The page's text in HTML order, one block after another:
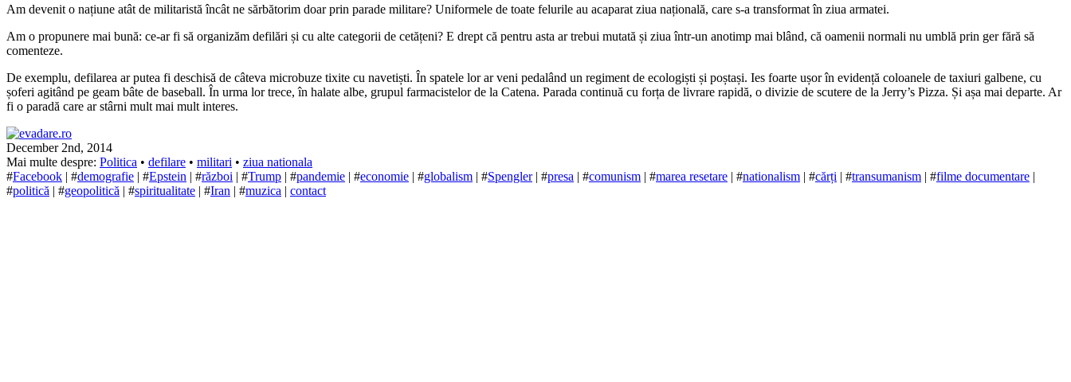
Am devenit o națiune atât de militaristă încât ne sărbătorim doar prin parade militare? Uniformele de toate felurile au acaparat ziua națională, care s-a transformat în ziua armatei.
Am o propunere mai bună: ce-ar fi să organizăm defilări și cu alte categorii de cetățeni? E drept că pentru asta ar trebui mutată și ziua într-un anotimp mai blând, că oamenii normali nu umblă prin ger fără să
comenteze.
De exemplu, defilarea ar putea fi deschisă de câteva microbuze tixite cu navetiști. În spatele lor ar veni pedalând un regiment de ecologiști și poștași. Ies foarte ușor în evidență coloanele de taxiuri galbene, cu
șoferi agitând pe geam bâte de baseball. În urma lor trece, în halate albe, grupul farmacistelor de la Catena. Parada continuă cu forța de livrare rapidă, o divizie de scutere de la Jerry’s Pizza. Și așa mai departe. Ar
fi o paradă care ar stârni mult mai mult interes.
December 2nd, 2014
Mai multe despre: Politica • defilare • militari • ziua nationala
#Facebook | #demografie | #Epstein | #război | #Trump | #pandemie | #economie | #globalism | #Spengler| #presa | #comunism | #marea resetare | #nationalism | #cărți | #transumanism | #filme documentare |
#politică | #geopolitică | #spiritualitate | #Iran | #muzica | contact